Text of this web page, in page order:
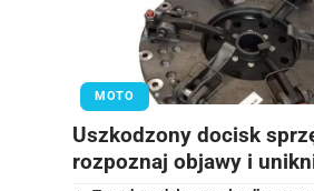
MOTO
Uszkodzony docisk
rozpoznaj objawy i